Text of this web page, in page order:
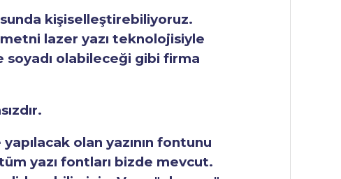
kişiselleştirebiliyoruz.
lazer yazı teknolojisiyle
soyadı olabileceği gibi firma
olan yazının fontunu
yazı fontları bizde mevcut.